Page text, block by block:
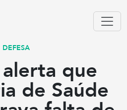
DEFESA
que
de Saúde